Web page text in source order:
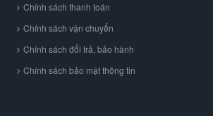
Chính sách thanh toán
Chính sách vận chuyển
Chính sách đổi trả, bảo hành
Chính sách bảo mật thông tin